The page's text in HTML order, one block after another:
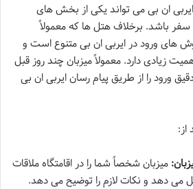
ایربی ان بی می تواند یکی از بخش های
سفر باشد. برخلاف هتل ها که معمولاً
روش های ورود در ایربی ان بی متنوع است و
زیادی دارد. معمولاً میزبان چند روز قبل
ورود را از طریق پیام رسان ایربی ان بی
از:
میزبان شخصاً شما را در اقامتگاه ملاقات
می دهد و نکات لازم را توضیح می دهد.